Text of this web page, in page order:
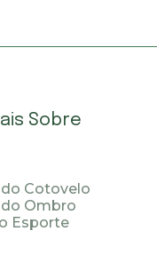
Sobre
Cotovelo
Ombro
Esporte